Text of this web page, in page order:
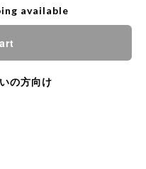
available
の方向け